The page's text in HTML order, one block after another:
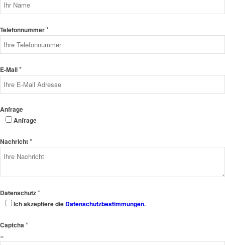
Telefonnummer*
E-Mail*
Anfrage
Anfrage
Nachricht*
Datenschutz*
Ich akzeptiere die Datenschutzbestimmungen.
Captcha *
=